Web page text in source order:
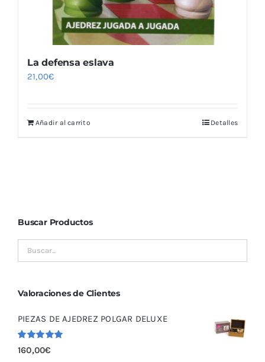
La defensa eslava
21,00€
Añadir al carrito Detalles
Buscar Productos
Valoraciones de Clientes
PIEZAS DE AJEDREZ POLGAR DELUXE
Valorado
con 5.00
160,00€